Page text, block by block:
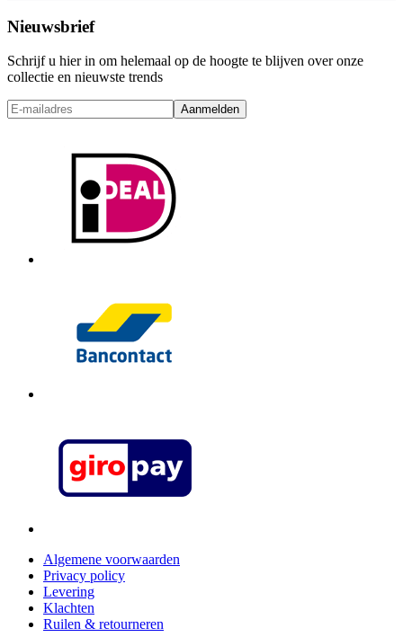
Nieuwsbrief
Schrijf u hier in om helemaal op de hoogte te blijven over onze
collectie en nieuwste trends
Aanmelden
Algemene voorwaarden
Privacy policy
Levering
Klachten
Ruilen & retourneren